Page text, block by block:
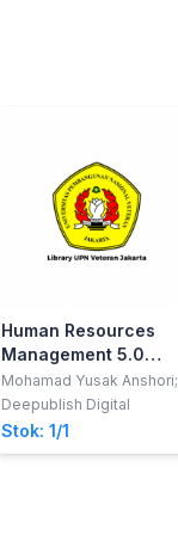
Human Resources
Management 5.0
People Analytics,
Digital Human
Resources, dan
Kepemimpinan
Mohamad Yusak Anshori;
Syarifa Hanoum; Sri
Partiwi
Deepublish Digital
Stok: 1/1